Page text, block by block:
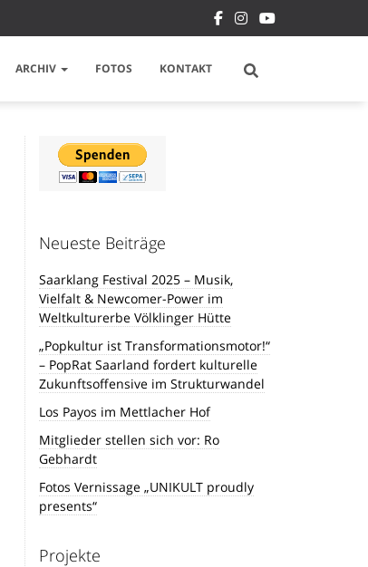
ARCHIV FOTOS KONTAKT
Neueste Beiträge
Saarklang Festival 2025 – Musik,
Vielfalt & Newcomer-Power im
Weltkulturerbe Völklinger Hütte
„Popkultur ist Transformationsmotor!“
– PopRat Saarland fordert kulturelle
Zukunftsoffensive im Strukturwandel
Los Payos im Mettlacher Hof
Mitglieder stellen sich vor: Ro
Gebhardt
Fotos Vernissage „UNIKULT proudly
presents“
Projekte